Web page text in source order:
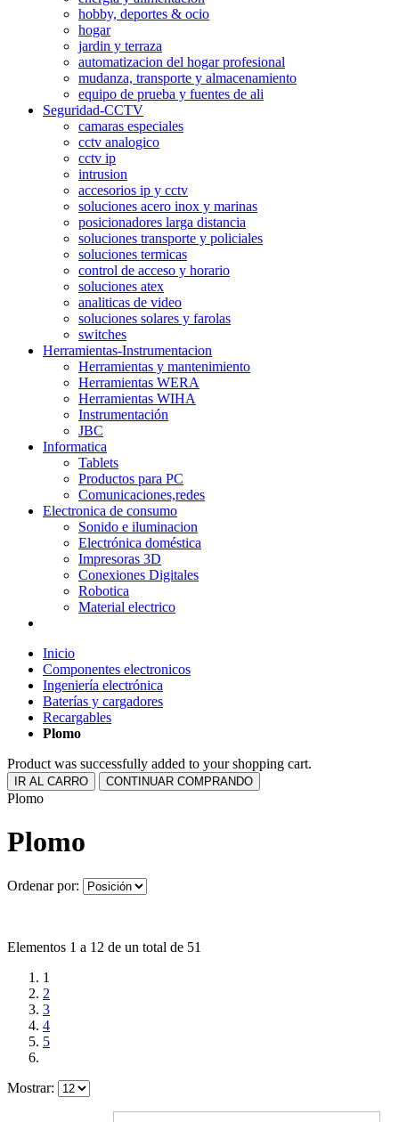
hobby, deportes & ocio
hogar
jardin y terraza
automatizacion del hogar profesional
mudanza, transporte y almacenamiento
equipo de prueba y fuentes de ali
Seguridad-CCTV
camaras especiales
cctv analogico
cctv ip
intrusion
accesorios ip y cctv
soluciones acero inox y marinas
posicionadores larga distancia
soluciones transporte y policiales
soluciones termicas
control de acceso y horario
soluciones atex
analiticas de video
soluciones solares y farolas
switches
Herramientas-Instrumentacion
Herramientas y mantenimiento
Herramientas WERA
Herramientas WIHA
Instrumentación
JBC
Informatica
Tablets
Productos para PC
Comunicaciones,redes
Electronica de consumo
Sonido e iluminacion
Electrónica doméstica
Impresoras 3D
Conexiones Digitales
Robotica
Material electrico
Inicio
Componentes electronicos
Ingeniería electrónica
Baterías y cargadores
Recargables
Plomo
Product was successfully added to your shopping cart.
IR AL CARRO CONTINUAR COMPRANDO
Plomo
Plomo
Ordenar por:
Elementos 1 a 12 de un total de 51
1
2
3
4
5
Mostrar: